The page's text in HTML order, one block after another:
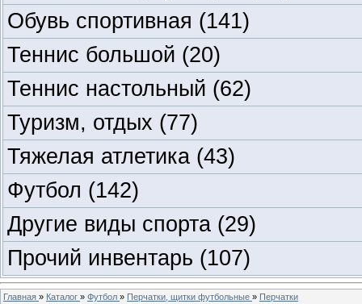
Обувь спортивная (141)
Теннис большой (20)
Теннис настольный (62)
Туризм, отдых (77)
Тяжелая атлетика (43)
Футбол (142)
Другие виды спорта (29)
Прочий инвентарь (107)
Главная » Каталог » Футбол » Перчатки, щитки футбольные » Перчатки